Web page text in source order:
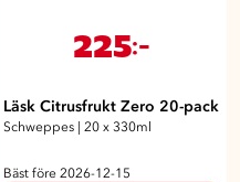
225:-
Läsk Citrusfrukt Zero 20-pack
Schweppes 20 x 330ml
Bäst före 2026-12-15